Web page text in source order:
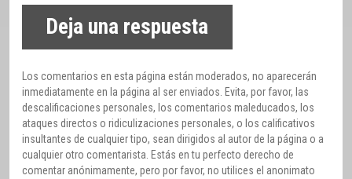
Deja una respuesta
Los comentarios en esta página están moderados, no aparecerán
inmediatamente en la página al ser enviados. Evita, por favor, las
descalificaciones personales, los comentarios maleducados, los
ataques directos o ridiculizaciones personales, o los calificativos
insultantes de cualquier tipo, sean dirigidos al autor de la página o a
cualquier otro comentarista. Estás en tu perfecto derecho de
comentar anónimamente, pero por favor, no utilices el anonimato